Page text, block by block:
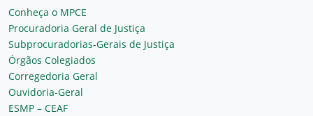
Conheça o MPCE
Procuradoria Geral de Justiça
Subprocuradorias-Gerais de Justiça
Órgãos Colegiados
Corregedoria Geral
Ouvidoria-Geral
ESMP – CEAF